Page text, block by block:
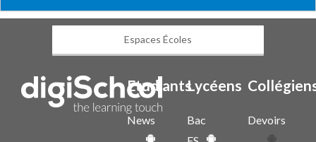
Espaces Écoles
Etudiants
News
Lycéens
Bac
Devoirs